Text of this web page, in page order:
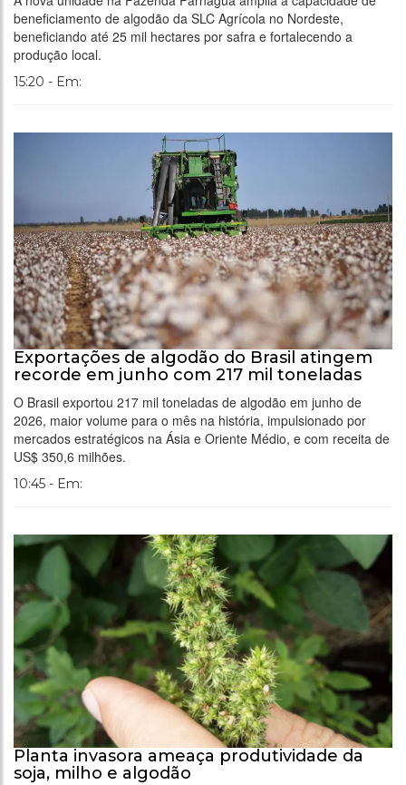
beneficiamento de algodão da SLC Agrícola no Nordeste,
beneficiando até 25 mil hectares por safra e fortalecendo a
produção local.
15:20 - Em:
Exportações de algodão do Brasil atingem
recorde em junho com 217 mil toneladas
O Brasil exportou 217 mil toneladas de algodão em junho de
2026, maior volume para o mês na história, impulsionado por
mercados estratégicos na Ásia e Oriente Médio, e com receita de
US$ 350,6 milhões.
10:45 - Em:
Planta invasora ameaça produtividade da
soja, milho e algodão